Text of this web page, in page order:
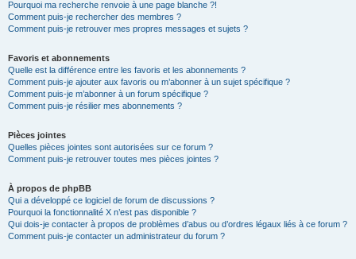
Pourquoi ma recherche renvoie à une page blanche ?!
Comment puis-je rechercher des membres ?
Comment puis-je retrouver mes propres messages et sujets ?
Favoris et abonnements
Quelle est la différence entre les favoris et les abonnements ?
Comment puis-je ajouter aux favoris ou m’abonner à un sujet spécifique ?
Comment puis-je m’abonner à un forum spécifique ?
Comment puis-je résilier mes abonnements ?
Pièces jointes
Quelles pièces jointes sont autorisées sur ce forum ?
Comment puis-je retrouver toutes mes pièces jointes ?
À propos de phpBB
Qui a développé ce logiciel de forum de discussions ?
Pourquoi la fonctionnalité X n’est pas disponible ?
Qui dois-je contacter à propos de problèmes d’abus ou d’ordres légaux liés à ce forum ?
Comment puis-je contacter un administrateur du forum ?